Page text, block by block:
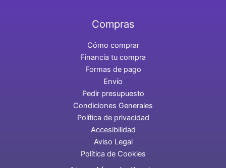
Compras
Cómo comprar
Financia tu compra
Formas de pago
Envío
Pedir presupuesto
Condiciones Generales
Política de privacidad
Accesibilidad
Aviso Legal
Política de Cookies